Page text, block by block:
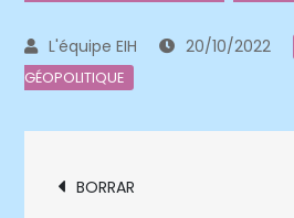
20/10/2022
GÉOPOLITIQUE
Navigation
BORRAR